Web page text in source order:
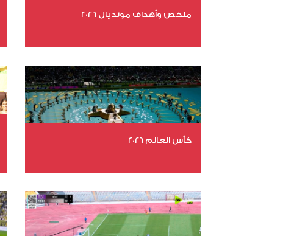
ملخص وأهداف مونديال 2026
عدد المشاهدات 5387
كأس العالم 2026
عدد المشاهدات 11522